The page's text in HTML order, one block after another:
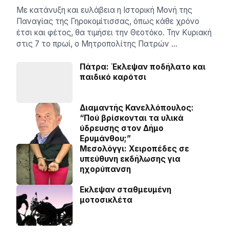
Με κατάνυξη και ευλάβεια η Ιστορική Μονή της
Παναγίας της Γηροκομίτισσας, όπως κάθε χρόνο
έτσι και φέτος, θα τιμήσει την Θεοτόκο. Την Κυριακή
στις 7 το πρωί, ο Μητροπολίτης Πατρών …
Πάτρα: Έκλεψαν ποδήλατο και
παιδικό καρότσι
Διαμαντής Κανελλόπουλος:
“Πού βρίσκονται τα υλικά
ύδρευσης στον Δήμο
Ερυμάνθου;”
Μεσολόγγι: Χειροπέδες σε
υπεύθυνη εκδήλωσης για
ηχορύπανση
Εκλεψαν σταθμευμένη
μοτοσικλέτα